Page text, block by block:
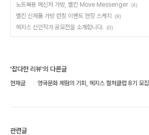
노트북용 메신저 가방, 벨킨 Move Messenger (4)
벨킨 신제품 가방 런칭 이벤트 현장 스케치 (9)
헤지스 신인작가 공모전을 소개합니다. (0)
'잡다한 리뷰'의 다른글
현재글 영국문화 체험의 기회, 헤지스 컬처클럽 8기 모집
관련글